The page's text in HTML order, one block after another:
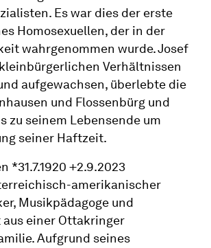
Es war dies der erste
Homosexuellen, der in der
wahrgenommen wurde. Josef
Verhältnissen
aufgewachsen, überlebte die
und Flossenbürg und
zu seinem Lebensende um
seiner Haftzeit.
*31.7.1920 +2.9.2023
amerikanischer
Musikpädagoge und
einer Ottakringer
Aufgrund seines